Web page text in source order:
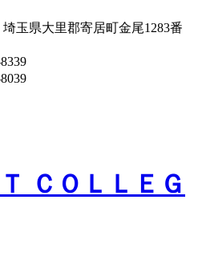
玉県大里郡寄居町金尾1283番
ＣＯＬＬＥＧ